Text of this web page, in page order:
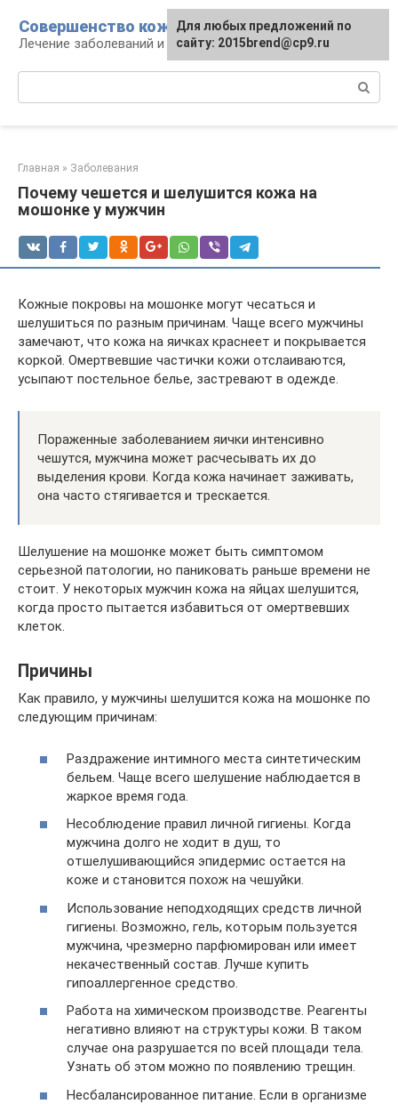
контенту
Совершенство кожи
Лечение заболеваний и уход за кожей
Главная » Заболевания
Почему чешется и шелушится кожа на
мошонке у мужчин
Кожные покровы на мошонке могут чесаться и
шелушиться по разным причинам. Чаще всего мужчины
замечают, что кожа на яичках краснеет и покрывается
коркой. Омертвевшие частички кожи отслаиваются,
усыпают постельное белье, застревают в одежде.
Пораженные заболеванием яички интенсивно
чешутся, мужчина может расчесывать их до
выделения крови. Когда кожа начинает заживать,
она часто стягивается и трескается.
Шелушение на мошонке может быть симптомом
серьезной патологии, но паниковать раньше времени не
стоит. У некоторых мужчин кожа на яйцах шелушится,
когда просто пытается избавиться от омертвевших
клеток.
Причины
Как правило, у мужчины шелушится кожа на мошонке по
следующим причинам:
Раздражение интимного места синтетическим
бельем. Чаще всего шелушение наблюдается в
жаркое время года.
Несоблюдение правил личной гигиены. Когда
мужчина долго не ходит в душ, то
отшелушивающийся эпидермис остается на
коже и становится похож на чешуйки.
Использование неподходящих средств личной
гигиены. Возможно, гель, которым пользуется
мужчина, чрезмерно парфюмирован или имеет
некачественный состав. Лучше купить
гипоаллергенное средство.
Работа на химическом производстве. Реагенты
негативно влияют на структуры кожи. В таком
случае она разрушается по всей площади тела.
Узнать об этом можно по появлению трещин.
Несбалансированное питание. Если в организме
Для любых предложений по
сайту: 2015brend@cp9.ru